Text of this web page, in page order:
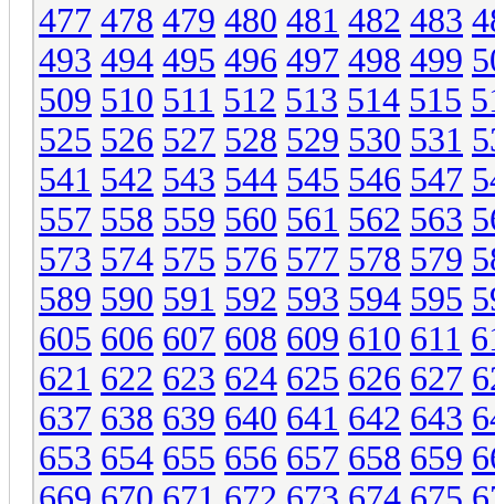
477 478 479 480 481 482 483
493 494 495 496 497 498 499
509 510 511 512 513 514 515
525 526 527 528 529 530 531
541 542 543 544 545 546 547
557 558 559 560 561 562 563
573 574 575 576 577 578 579
589 590 591 592 593 594 595
605 606 607 608 609 610 611
621 622 623 624 625 626 627
637 638 639 640 641 642 643
653 654 655 656 657 658 659